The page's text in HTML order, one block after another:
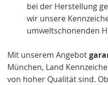
bei der Herstellung
wir unsere
umweltschonenden
Mit unserem Angebot
München, Land
von hoher Qualität sind.